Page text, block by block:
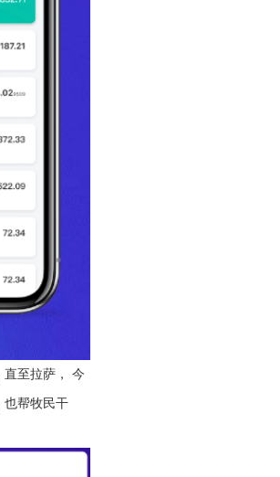
直至拉萨， 今
也帮牧民干